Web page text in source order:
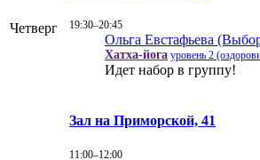
Четверг 19:30–20:45
Ольга Евстафьева
Хатха-йога уровень 2
Идет набор в группу!
Зал на Приморской, 41
11:00–12:00